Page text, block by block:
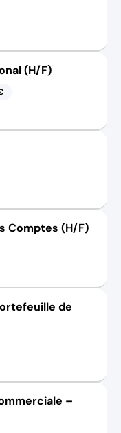
(H/F)
Comptes (H/F)
de
–